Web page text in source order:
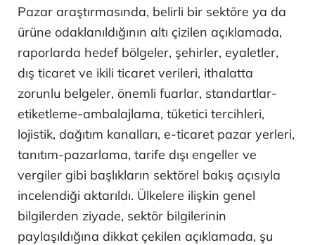
Pazar araştırmasında, belirli bir sektöre ya da
ürüne odaklanıldığının altı çizilen açıklamada,
raporlarda hedef bölgeler, şehirler, eyaletler,
dış ticaret ve ikili ticaret verileri, ithalatta
zorunlu belgeler, önemli fuarlar, standartlar-
etiketleme-ambalajlama, tüketici tercihleri,
lojistik, dağıtım kanalları, e-ticaret pazar yerleri,
tanıtım-pazarlama, tarife dışı engeller ve
vergiler gibi başlıkların sektörel bakış açısıyla
incelendiği aktarıldı. Ülkelere ilişkin genel
bilgilerden ziyade, sektör bilgilerinin
paylaşıldığına dikkat çekilen açıklamada, şu